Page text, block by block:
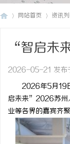
网站首页 资讯
“智启未
2026-05-21 发布
2026年5月19
启未来”2026苏州
业等各界的嘉宾齐